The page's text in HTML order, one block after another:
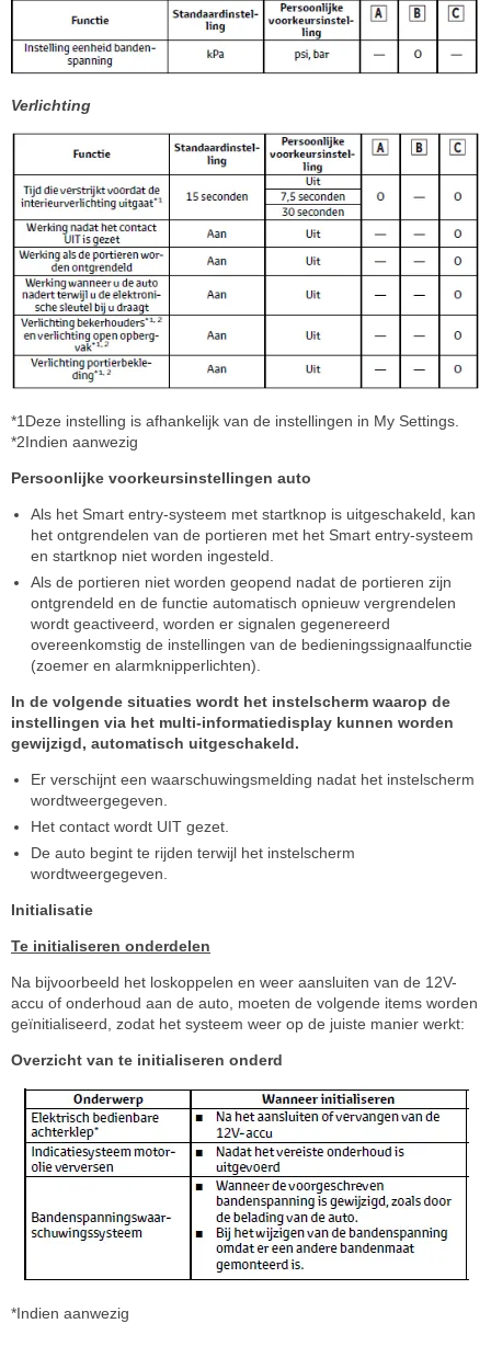
Verlichting
*1Deze instelling is afhankelijk van de instellingen in My Settings.
*2Indien aanwezig
Persoonlijke voorkeursinstellingen auto
Als het Smart entry-systeem met startknop is uitgeschakeld, kan
het ontgrendelen van de portieren met het Smart entry-systeem
en startknop niet worden ingesteld.
Als de portieren niet worden geopend nadat de portieren zijn
ontgrendeld en de functie automatisch opnieuw vergrendelen
wordt geactiveerd, worden er signalen gegenereerd
overeenkomstig de instellingen van de bedieningssignaalfunctie
(zoemer en alarmknipperlichten).
In de volgende situaties wordt het instelscherm waarop de
instellingen via het multi-informatiedisplay kunnen worden
gewijzigd, automatisch uitgeschakeld.
Er verschijnt een waarschuwingsmelding nadat het instelscherm
wordtweergegeven.
Het contact wordt UIT gezet.
De auto begint te rijden terwijl het instelscherm
wordtweergegeven.
Initialisatie
Te initialiseren onderdelen
Na bijvoorbeeld het loskoppelen en weer aansluiten van de 12V-
accu of onderhoud aan de auto, moeten de volgende items worden
geïnitialiseerd, zodat het systeem weer op de juiste manier werkt:
Overzicht van te initialiseren onderd
*Indien aanwezig